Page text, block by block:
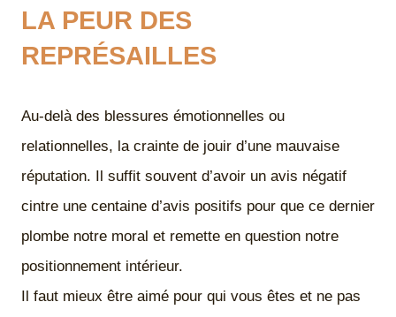
LA PEUR DES
REPRÉSAILLES
Au-delà des blessures émotionnelles ou
relationnelles, la crainte de jouir d’une mauvaise
réputation. Il suffit souvent d’avoir un avis négatif
cintre une centaine d’avis positifs pour que ce dernier
plombe notre moral et remette en question notre
positionnement intérieur.
Il faut mieux être aimé pour qui vous êtes et ne pas